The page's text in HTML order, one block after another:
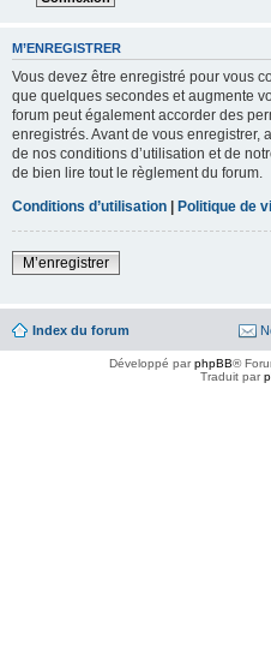
M’ENREGISTRER
Vous devez être enregistré pour vous
que quelques secondes et augmente
forum peut également accorder des
enregistrés. Avant de vous enregistrer,
de nos conditions d’utilisation et de
de bien lire tout le règlement du forum.
Conditions d’utilisation | Politique de
M’enregistrer
Index du forum
Développé parphpBB®
Traduit par